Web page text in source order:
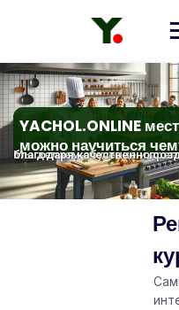
YACHOL.ONLINE
можно научиться
Мы делаем обучение и преподавание более эффективными